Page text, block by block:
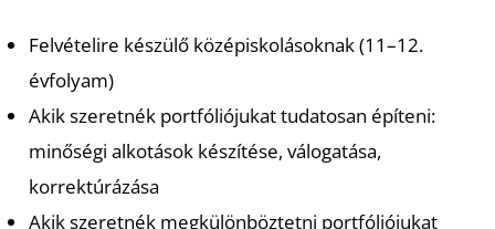
Felvételire készülő középiskolásoknak (11–12.
évfolyam)
Akik szeretnék portfóliójukat tudatosan építeni:
minőségi alkotások készítése, válogatása,
korrektúrázása
Akik szeretnék megkülönböztetni portfóliójukat